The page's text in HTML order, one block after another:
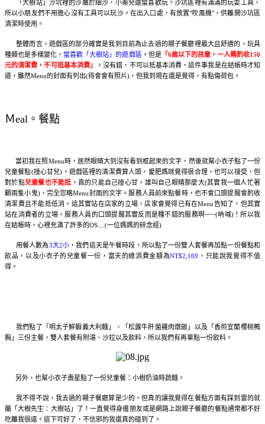
「大樹站」沙坑裡的沙屬於細沙，小蓁兒還蠻喜歡玩。沙坑區裡有滿滿的玩耍工具，
所以小朋友們不用擔心沒有工具可以玩沙。在出入口處，有放置"吹風機"，供離開沙坑區
清潔時使用。
整體而言，遊戲區的部分確實是我到目前為止去過的親子餐廳裡最大且舒適的，玩具
種類也是多樣變化，蠻喜歡「大樹站」的遊戲區 。但是「6歲以下的孩童，一人需酌收150
元的清潔費，不可抵基本消費」
。沒有錯，不可以抵基本消費，這件事我是在結帳時才知
道，雖然Menu的封面有列出(待會會有照片)，但我到現在還是覺得，有點傷荷包。
Ｍeal。餐點
當初我在照Menu時，居然眼睛大到沒有看到框起來的文字，然後就幫小衣子點了一份
兒童餐點(捶心甘兒)。遊戲區裡的清潔費算人頭，愛肥媽咪覺得很合理，也可以接受，但
對於點兒童餐也不能抵 ，真的只能自己捶心甘，誰叫自己眼睛那麼大(其實我一個人忙著
顧兩隻小鬼)，完全忽略Menu封面的文字。服務人員前來點餐時，也不會口頭提醒會酌收
清潔費且不能抵低消，這其實站在店家的立場，店家會覺得已有在Menu告知了，但其實
站在消費者的立場，服務人員的口頭提醒其實反而是種不錯的服務啊~~~(吶喊)！所以我
在結帳時，心裡充滿了許多的OS....(一位媽媽的碎念經)
用餐人數為3大2小 ，我們這天是午餐時段，所以點了一份雙人套餐再加點一份餐點和
飲品，以及小衣子的兒童餐一份，當天的總消費金額為NT$2,169 ，只能說我覺得不值
得。
我們點了「明太子鮮蝦義大利麵」、「松露牛肝菌雞肉燉飯」以及「香煎宜蘭櫻桃鴨
胸」三份主餐，雙人套餐有附湯、沙拉以及飲料，所以我們有再單點一份飲料。
另外，也幫小衣子壽星點了一份兒童餐：小樹奶油時蔬麵。
我不得不說，我去過的親子餐廳算是少的，但真的讓我覺得在餐點方面有踩到雷的就
屬「大樹先生：大樹站」了！一直覺得身邊朋友或是網路上說親子餐廳的餐點通常都不好
吃離我很遠。這下可好了，不信邪的我還真的碰到了。